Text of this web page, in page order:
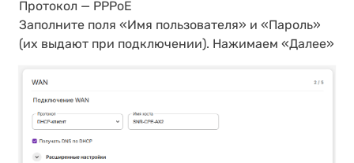
Протокол — PPPoE
Заполните поля «Имя пользователя» и «Пароль»
(их выдают при подключении). Нажимаем «Далее»